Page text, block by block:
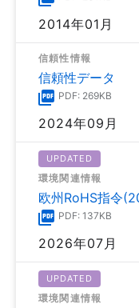
2014年01月
信頼性情報
信頼性データ
PDF: 269KB
2024年09月
UPDATED
環境関連情報
欧州RoHS指令
PDF: 137KB
2026年07月
UPDATED
環境関連情報